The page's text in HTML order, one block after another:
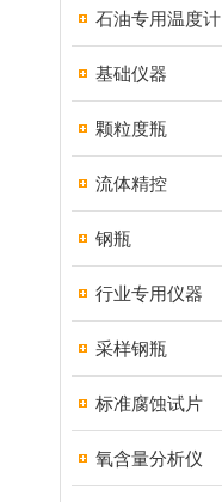
石油专用温度计
基础仪器
颗粒度瓶
流体精控
钢瓶
行业专用仪器
采样钢瓶
标准腐蚀试片
氧含量分析仪